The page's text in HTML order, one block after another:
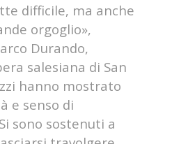
difficile, ma anche
orgoglio»,
Durando,
salesiana di San
hanno mostrato
e senso di
sono sostenuti a